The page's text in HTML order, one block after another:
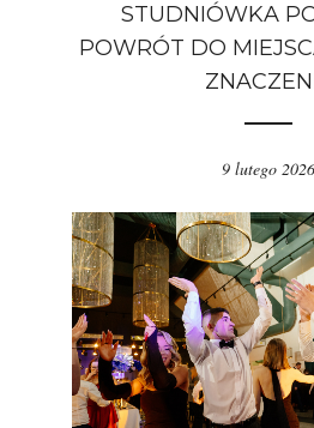
STUDNIÓWKA
POWRÓT DO
9 lutego 2026